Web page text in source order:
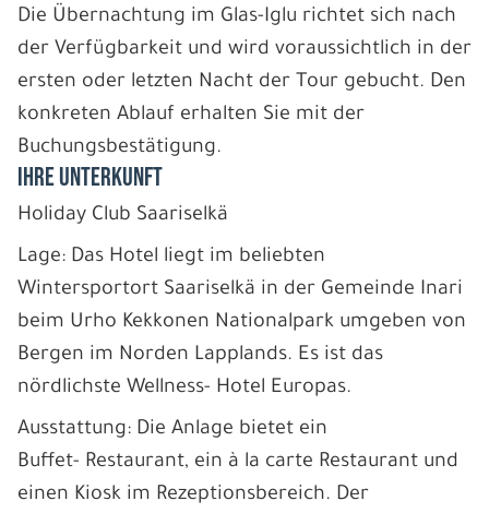
Die Übernachtung im Glas-Iglu richtet sich nach
der Verfügbarkeit und wird voraussichtlich in der
ersten oder letzten Nacht der Tour gebucht. Den
konkreten Ablauf erhalten Sie mit der
Buchungsbestätigung.
IHRE UNTERKUNFT
Holiday Club Saariselkä
Lage: Das Hotel liegt im beliebten
Wintersportort Saariselkä in der Gemeinde Inari
beim Urho Kekkonen Nationalpark umgeben von
Bergen im Norden Lapplands. Es ist das
nördlichste Wellness- Hotel Europas.
Ausstattung: Die Anlage bietet ein
Buffet- Restaurant, ein à la carte Restaurant und
einen Kiosk im Rezeptionsbereich. Der